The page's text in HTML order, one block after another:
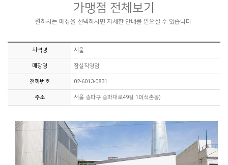
가맹점 전체보기
원하시는 매장을 선택하시면 자세한 안내를 받으실 수 있습니다.
지역명 서울
매장명 잠실직영점
전화번호 02-6013-0831
주소 서울 송파구 송파대로49길 10(석촌동)